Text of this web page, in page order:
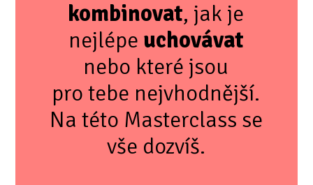
kombinovat, jak je
nejlépe uchovávat
nebo které jsou
pro tebe nejvhodnější.
Na této Masterclass se
vše dozvíš.